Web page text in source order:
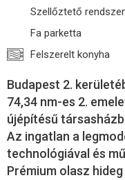
Szellőztető rendszer
Fa parketta
Felszerelt konyha
Budapest 2.
74,34 nm-es 2.
újépítésű
Az ingatlan a
technológiával és
Prémium olasz